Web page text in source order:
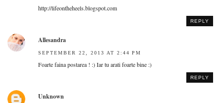
http://lifeontheheels.blogspot.com
REPLY
Allesandra
SEPTEMBER 22, 2013 AT 2:44 PM
Foarte faina postarea ! :) Iar tu arati foarte bine :)
REPLY
Unknown